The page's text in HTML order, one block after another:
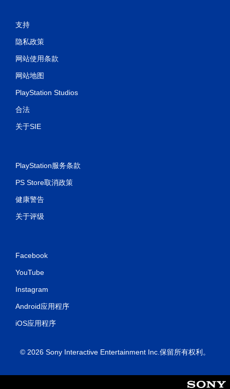
支持
隐私政策
网站使用条款
网站地图
PlayStation Studios
合法
关于SIE
PlayStation服务条款
PS Store取消政策
健康警告
关于评级
Facebook
YouTube
Instagram
Android应用程序
iOS应用程序
© 2026 Sony Interactive Entertainment Inc.保留所有权利。